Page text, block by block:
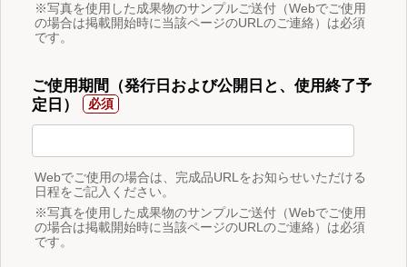
※写真を使用した成果物のサンプルご送付（Webでご使用
の場合は掲載開始時に当該ページのURLのご連絡）は必須
です。
ご使用期間（発行日および公開日と、使用終了予
定日）
Webでご使用の場合は、完成品URLをお知らせいただける
日程をご記入ください。
※写真を使用した成果物のサンプルご送付（Webでご使用
の場合は掲載開始時に当該ページのURLのご連絡）は必須
です。